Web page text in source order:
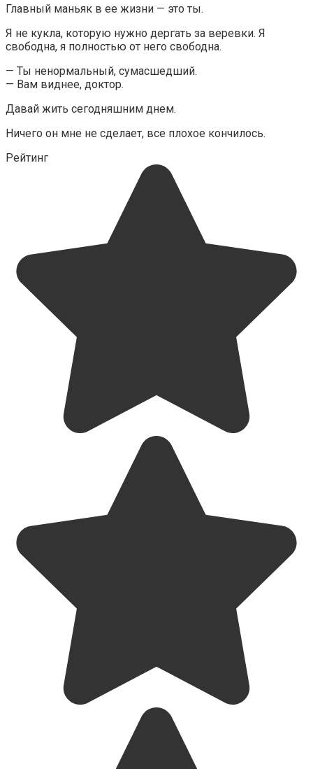
Главный маньяк в ее жизни — это ты.
Я не кукла, которую нужно дергать за веревки. Я
свободна, я полностью от него свободна.
— Ты ненормальный, сумасшедший.
— Вам виднее, доктор.
Давай жить сегодняшним днем.
Ничего он мне не сделает, все плохое кончилось.
Рейтинг